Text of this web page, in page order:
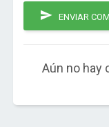
ENVIAR
Aún no hay